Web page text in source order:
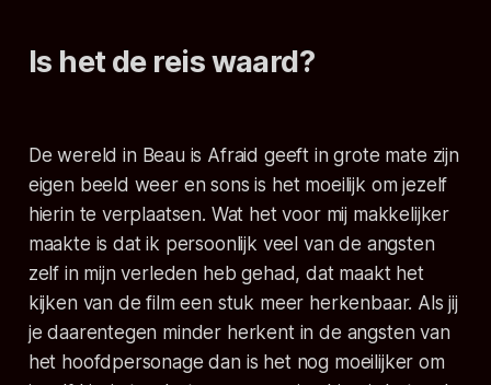
Is het de reis waard?
De wereld in Beau is Afraid geeft in grote mate zijn
eigen beeld weer en sons is het moeilijk om jezelf
hierin te verplaatsen. Wat het voor mij makkelijker
maakte is dat ik persoonlijk veel van de angsten
zelf in mijn verleden heb gehad, dat maakt het
kijken van de film een stuk meer herkenbaar. Als jij
je daarentegen minder herkent in de angsten van
het hoofdpersonage dan is het nog moeilijker om